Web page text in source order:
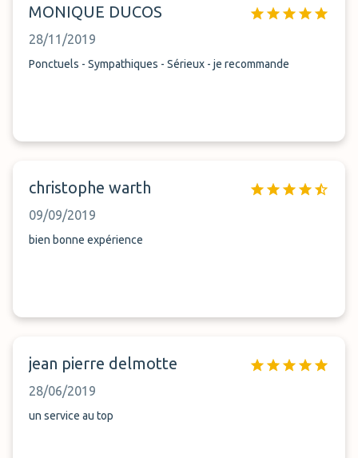
MONIQUE DUCOS
28/11/2019
Ponctuels - Sympathiques - Sérieux - je recommande
christophe warth
09/09/2019
bien bonne expérience
jean pierre delmotte
28/06/2019
un service au top